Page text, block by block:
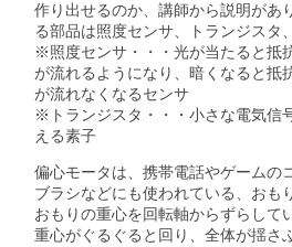
作り出せるのか、講師から説明があ
る部品は照度センサ、トランジスタ
※照度センサ・・・光が当たると抵
が流れるようになり、暗くなると抵
が流れなくなるセンサ
※トランジスタ・・・小さな電気信
える素子
偏心モータは、携帯電話やゲームの
ブラシなどにも使われている、おも
おもりの重心を回転軸からずらして
重心がぐるぐると回り、全体が揺さ